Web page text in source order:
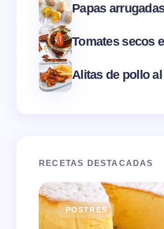
Papas
Tomates secos
Alitas de pollo
RECETAS DESTACADAS
POSTRES